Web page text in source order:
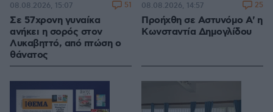
Σε 57χρονη γυναίκα
ανήκει η σορός στον
Λυκαβηττό, από πτώση ο
θάνατος
08.08.2026, 15:07 51
Προήχθη σε Αστυνόμο Α' η
Κωνσταντία Δημογλίδου
08.08.2026, 14:57 25